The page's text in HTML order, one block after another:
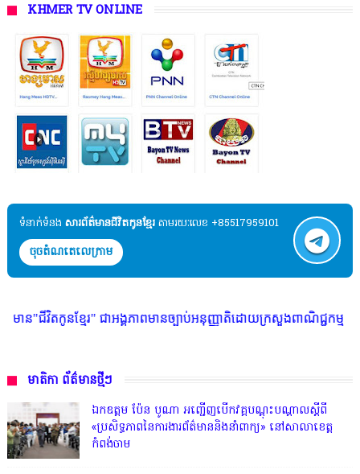
KHMER TV ONLINE
ទំនាក់ទំនង​​ សារព័ត៌មានជីវិតកូនខ្មែរ តាមរយៈលេខ +85517959101
ចុចតំណតេលេក្រាម
មែរ" ជាអង្គភាពមានច្បាប់អនុញ្ញាតិដោយក្រសួងពាណិជ្ជកម្ម ក្រសួងការងា
មាតិកា ព័ត៌មានថ្មីៗ
ឯកឧត្តម ប៉ែន បូណា អញ្ជើញបើកវគ្គបណ្តុះបណ្តាលស្តីពី
«ប្រសិទ្ធភាពនៃការងារព័ត៌មាននិងនាំពាក្យ» នៅសាលាខេត្ត
កំពង់ចាម